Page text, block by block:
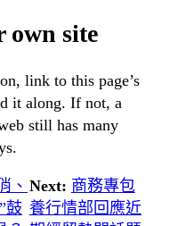
own site
link to this page’s
it along. If not, a
still has many
、
鼓
Next: 商務專包
養行情部回應近